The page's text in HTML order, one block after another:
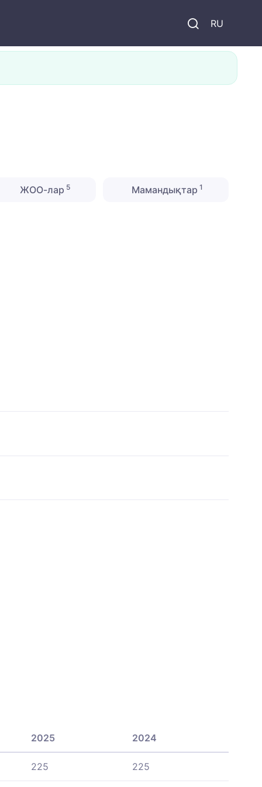
RU
ЖОО-лар 5 Мамандықтар 1
2025 2024
225 225